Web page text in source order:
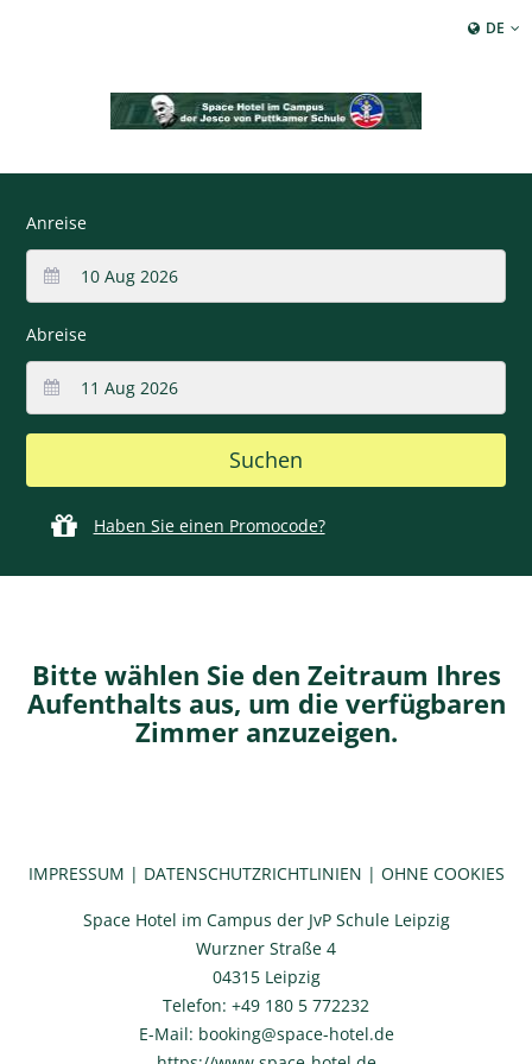
DE
Anreise
Abreise
Haben Sie einen Promocode?
Bitte wählen Sie den Zeitraum Ihres
Aufenthalts aus, um die verfügbaren
Zimmer anzuzeigen.
IMPRESSUM | DATENSCHUTZRICHTLINIEN | OHNE COOKIES
Space Hotel im Campus der JvP Schule Leipzig
Wurzner Straße 4
04315 Leipzig
Telefon: +49 180 5 772232
E-Mail: booking@space-hotel.de